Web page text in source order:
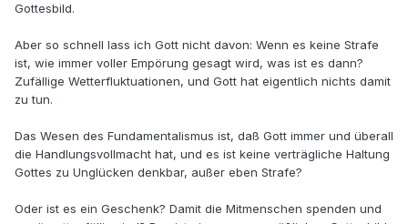
Gottesbild.
Aber so schnell lass ich Gott nicht davon: Wenn es keine Strafe
ist, wie immer voller Empörung gesagt wird, was ist es dann?
Zufällige Wetterfluktuationen, und Gott hat eigentlich nichts damit
zu tun.
Das Wesen des Fundamentalismus ist, daß Gott immer und überall
die Handlungsvollmacht hat, und es ist keine verträgliche Haltung
Gottes zu Unglücken denkbar, außer eben Strafe?
Oder ist es ein Geschenk? Damit die Mitmenschen spenden und